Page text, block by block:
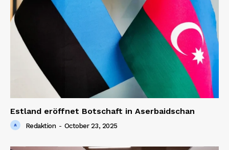
Estland eröffnet Botschaft in Aserbaidschan
Redaktion - October 23, 2025